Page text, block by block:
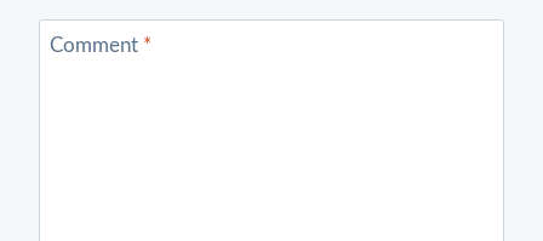
Comment *